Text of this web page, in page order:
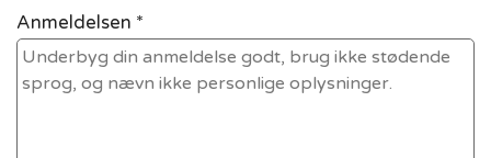
Anmeldelsen *